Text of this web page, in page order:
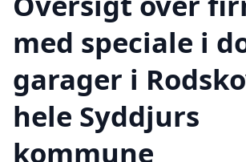
med speciale i
garager i
hele Syddjurs
kommune